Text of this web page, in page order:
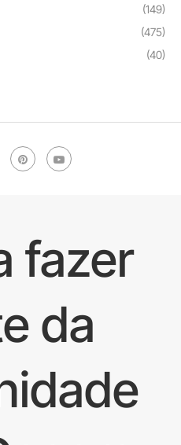
(149)
(475)
(40)
fazer
da